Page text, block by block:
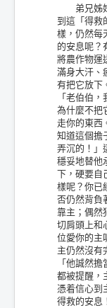
弟兄姊妹
到這「得救
樣，仍然每
的安息呢？
將農作物運
滿身大汗、
有把它放下
「老伯伯
為什麼不把
走你的東西
知道這個擔
弄沉的！」
穩妥地替他
下，硬要自
樣呢？你已
否仍然背負
靠主；偶然
切肩頭上和
位愛你的主
主仍然沒有
「他誠然
都被提醒，
憑着信心到
得救的安息